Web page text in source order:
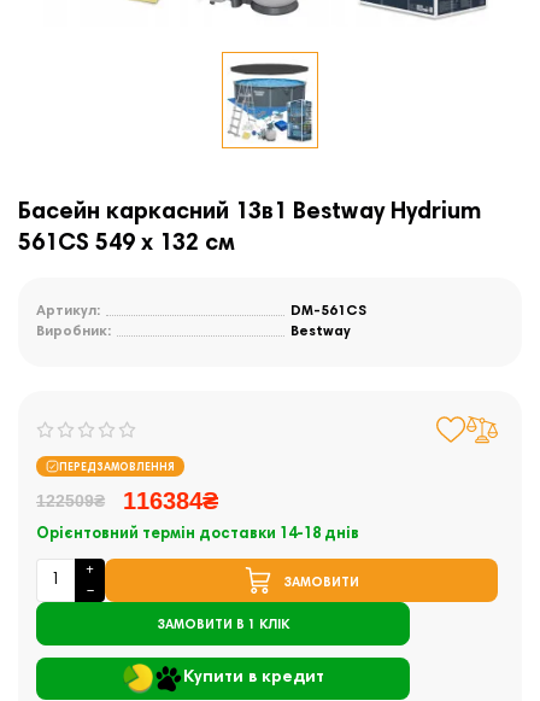
Басейн каркасний 13в1 Bestway Hydrium
561CS 549 х 132 см
Артикул:
DM-561CS
Виробник:
Bestway
ПЕРЕДЗАМОВЛЕННЯ
122509₴ 116384₴
Орієнтовний термін доставки 14-18 днів
ЗАМОВИТИ
ЗАМОВИТИ В 1 КЛІК
Купити в кредит